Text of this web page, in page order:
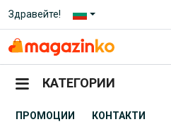
Здравейте!
КАТЕГОРИИ
ПРОМОЦИИ КОНТАКТИ